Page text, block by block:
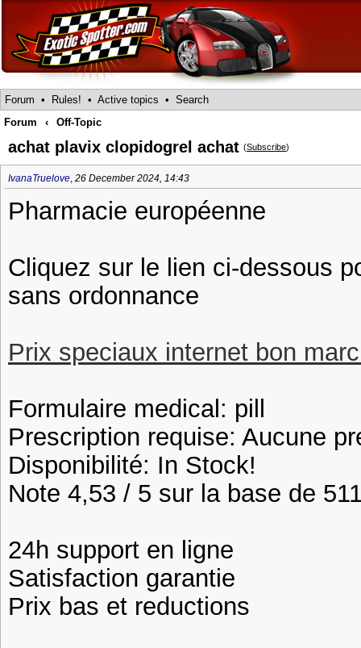
Forum • Rules! • Active topics • Search
Forum
‹ Off-Topic
achat plavix clopidogrel achat (Subscribe)
IvanaTruelove, 26 December 2024, 14:43
Pharmacie européenne
Cliquez sur le lien ci-dessous
sans ordonnance
Prix speciaux internet bon
Formulaire medical: pill
Prescription requise: Aucune
Disponibilité: In Stock!
Note 4,53 / 5 sur la base de
24h support en ligne
Satisfaction garantie
Prix bas et reductions